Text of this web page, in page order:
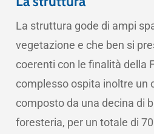
La struttura gode di ampi
vegetazione e che ben si
coerenti con le finalità della
complesso ospita inoltre un
composto da una decina di
foresteria, per un totale di